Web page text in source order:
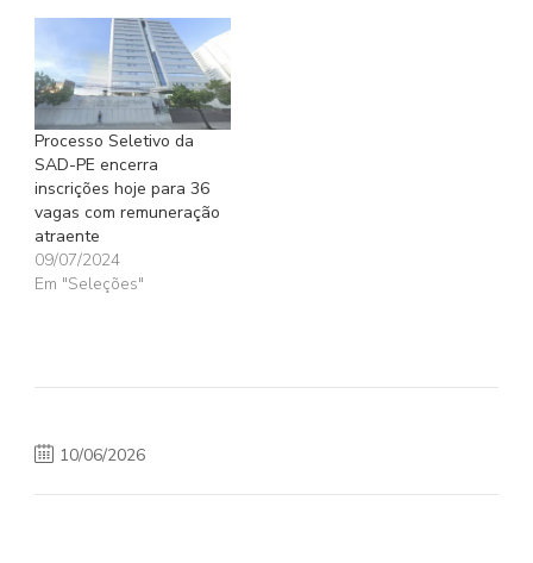
Processo Seletivo da
SAD-PE encerra
inscrições hoje para 36
vagas com remuneração
atraente
09/07/2024
Em "Seleções"
10/06/2026